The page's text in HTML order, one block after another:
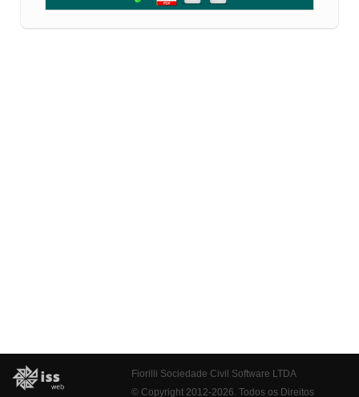
Fiorilli Sociedade Civil Software LTDA
© Copyright 2012-2026. Todos os Direitos